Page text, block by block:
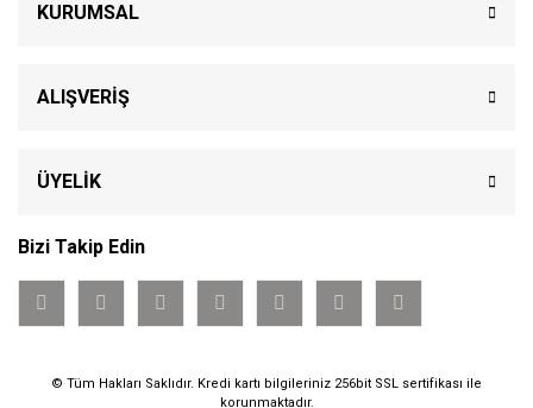
KURUMSAL
ALIŞVERİŞ
ÜYELİK
Bizi Takip Edin
© Tüm Hakları Saklıdır. Kredi kartı bilgileriniz 256bit SSL sertifikası ile
korunmaktadır.